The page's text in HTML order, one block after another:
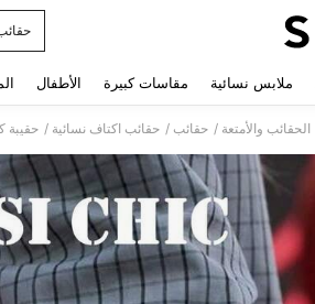
ملابس نسائية مقاسات كبيرة الأطفال
الحقائب والأمتعة / حقائب / حقائب اكتاف نسائية / حقيبة